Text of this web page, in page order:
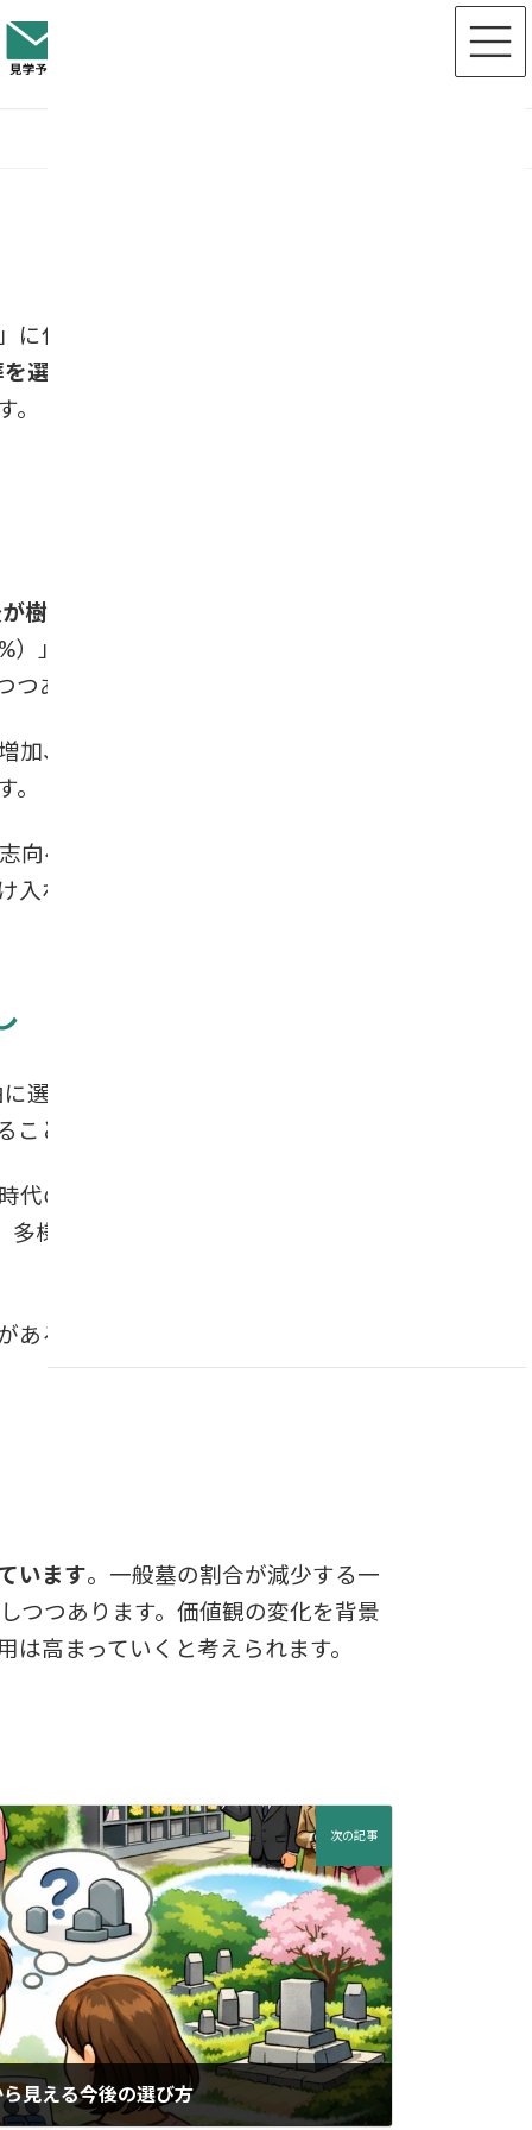
代わり、「樹木葬（じゅもくそ
選んでいる
樹木葬を選んでいる
」と比較しても突出した割合で
あります。
加、継承者（跡継ぎ）がいないとい
への配慮」などが挙げられていま
れられる要因になっています。
選択しているという結果もありま
とを示しています。
の価値観に合った供養を希望する
様なニーズに対応する樹木葬プラ
るという指摘も出ています。現状
います。一般墓の割合が減少する一
つつあります。価値観の変化を背景
高まっていくと考えられます。
次の記事
見える今後の選び方